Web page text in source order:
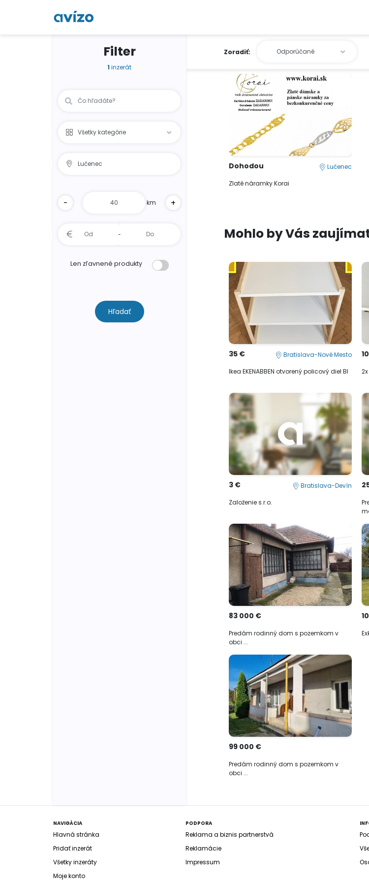
Filter
1 inzerát
- km +
-
Len zľavnené produkty
Hľadať
Zoradiť:
Dohodou Lučenec
Zlaté náramky Korai
Mohlo by Vás
35 € Bratislava-Nové Mesto
Ikea EKENABBEN otvorený policový diel BI
3 € Bratislava-Devín
Založenie s.r.o.
83 000 €
Predám rodinný dom s pozemkom v
obci ...
99 000 €
Predám rodinný dom s pozemkom v
obci ...
NAVIGÁCIA
Hlavná stránka
Pridať inzerát
Všetky inzeráty
Moje konto
PODPORA
Reklama a biznis partnerstvá
Reklamácie
Impressum